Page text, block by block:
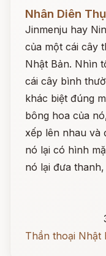
Nhân Diên
Jinmenju hay
của một cái cây
Nhật Bản. Nhìn
cái cây bình
khác biệt đúng
bông hoa của
xếp lên nhau và
nó lại có hình
nó lại đưa
Thần thoại Nhật